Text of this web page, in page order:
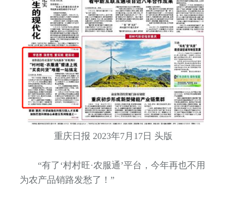
重庆日报 2023年7月17日 头版
“有了‘村村旺·农服通’平台，今年再也不用
为农产品销路发愁了！”